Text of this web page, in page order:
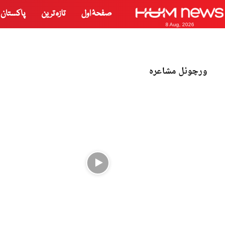
8 Aug, 2026
صفحۂ اول تازہ ترین پاکستان
ورچوئل مشاعرہ